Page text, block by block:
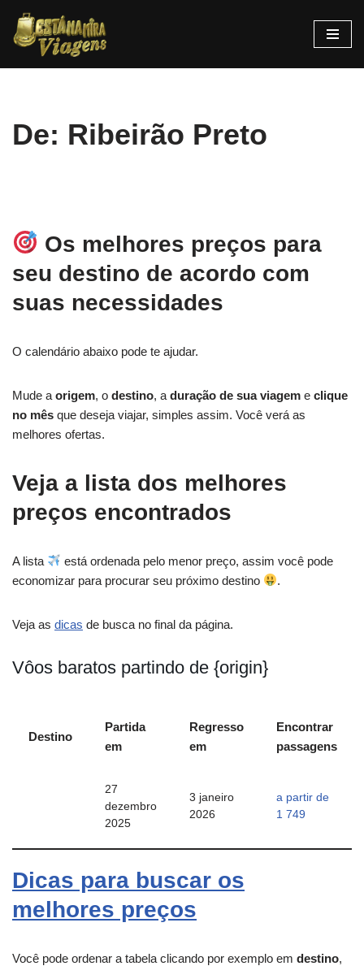
Pular
De: Ribeirão Preto
Os melhores preços para
seu destino de acordo com
suas necessidades
O calendário abaixo pode te ajudar.
Mude a origem, o destino, a duração de sua viagem e clique
no mês que deseja viajar, simples assim. Você verá as
melhores ofertas.
Veja a lista dos melhores
preços encontrados
A lista
está ordenada pelo menor preço, assim você pode
economizar para procurar seu próximo destino
.
Veja as dicas de busca no final da página.
Vôos baratos partindo de {origin}
Destino
Partida
em
Regresso
em
Encontrar
passagens
27
dezembro
2025
3 janeiro
2026
a partir de
1 749
Dicas para buscar os
melhores preços
Você pode ordenar a tabela clicando por exemplo em destino,